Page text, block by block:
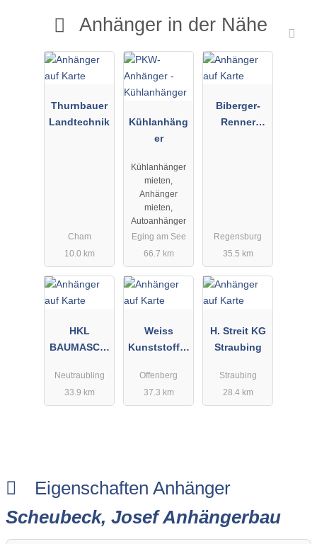
Anhänger in der Nähe
Thurnbauer
Landtechnik
Cham
10.0 km
Kühlanhäng
er
Kühlanhänger
mieten,
Anhänger
mieten,
Autoanhänger
Eging am See
66.7 km
Biberger-
Renner
Regensburg
35.5 km
HKL
BAUMASCHI
Neutraubling
33.9 km
Weiss
Kunststoffte
Offenberg
37.3 km
H. Streit KG
Straubing
Straubing
28.4 km
Eigenschaften Anhänger
Scheubeck, Josef Anhängerbau